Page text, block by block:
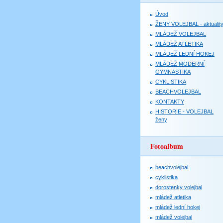
Úvod
ŽENY VOLEJBAL - aktuality
MLÁDEŽ VOLEJBAL
MLÁDEŽ ATLETIKA
MLÁDEŽ LEDNÍ HOKEJ
MLÁDEŽ MODERNÍ
GYMNASTIKA
CYKLISTIKA
BEACHVOLEJBAL
KONTAKTY
HISTORIE - VOLEJBAL
ženy
Fotoalbum
beachvolejbal
cyklistika
dorostenky volejbal
mládež atletika
mládež lední hokej
mládež volejbal